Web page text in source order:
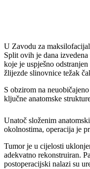
U Zavodu za
Split ovih je dana
koje je uspješno
žlijezde slinovnice težak
S obzirom na
ključne anatomske
Unatoč složenim
okolnostima, operacija je
Tumor je u cijelosti
adekvatno rekonstruiran.
postoperacijski nalazi su